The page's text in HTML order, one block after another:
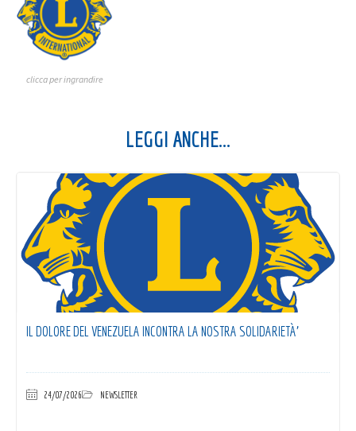
clicca per ingrandire
LEGGI ANCHE...
IL DOLORE DEL VENEZUELA INCONTRA LA NOSTRA SOLIDARIETÀ’
24/07/2026 NEWSLETTER